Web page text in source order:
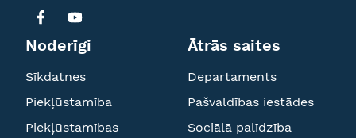
Noderīgi
Sīkdatnes
Piekļūstamība
Piekļūstamības
Ātrās saites
Departaments
Pašvaldības iestādes
Sociālā palīdzība